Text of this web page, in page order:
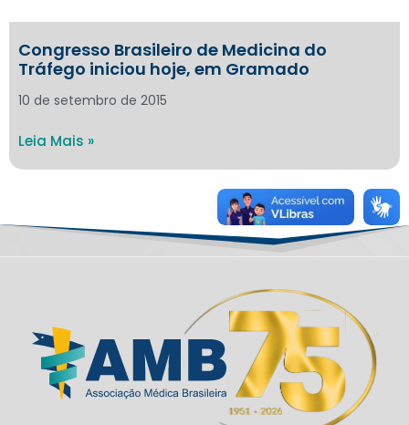
Congresso Brasileiro de Medicina do
Tráfego iniciou hoje, em Gramado
10 de setembro de 2015
Leia Mais »